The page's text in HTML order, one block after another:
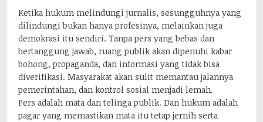
Ketika hukum melindungi jurnalis, sesungguhnya yang
dilindungi bukan hanya profesinya, melainkan juga
demokrasi itu sendiri. Tanpa pers yang bebas dan
bertanggung jawab, ruang publik akan dipenuhi kabar
bohong, propaganda, dan informasi yang tidak bisa
diverifikasi. Masyarakat akan sulit memantau jalannya
pemerintahan, dan kontrol sosial menjadi lemah.
Pers adalah mata dan telinga publik. Dan hukum adalah
pagar yang memastikan mata itu tetap jernih serta